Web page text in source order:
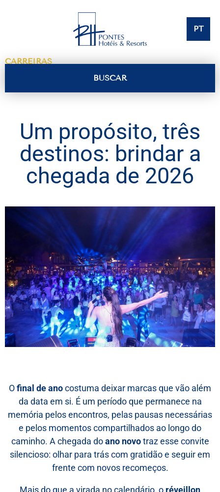
BUSCAR
CARREIRAS
PT
Um propósito, três
destinos: brindar a
chegada de 2026
Ofinal de anocostuma deixar marcas que vão além
da data em si. É um período que permanece na
memória pelos encontros, pelas pausas necessárias
e pelos momentos compartilhados ao longo do
caminho. A chegada doano novotraz esse convite
silencioso: olhar para trás com gratidão e seguir em
frente com novos recomeços.
Mais do que a virada no calendário, o réveillon